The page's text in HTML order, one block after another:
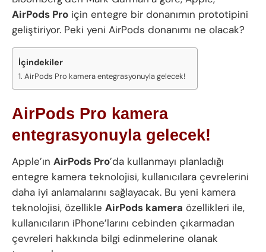
AirPods Pro için entegre bir donanımın prototipini
geliştiriyor. Peki yeni AirPods donanımı ne olacak?
İçindekiler
AirPods Pro kamera entegrasyonuyla gelecek!
AirPods Pro kamera
entegrasyonuyla gelecek!
Apple’ın AirPods Pro’da kullanmayı planladığı
entegre kamera teknolojisi, kullanıcılara çevrelerini
daha iyi anlamalarını sağlayacak. Bu yeni kamera
teknolojisi, özellikle AirPods kamera özellikleri ile,
kullanıcıların iPhone’larını cebinden çıkarmadan
çevreleri hakkında bilgi edinmelerine olanak